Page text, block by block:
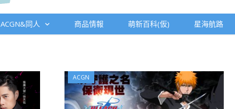
ACGN&同人 商品情報 萌新百科(仮) 星海航路
ACGN